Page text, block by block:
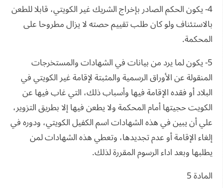
4- يكون الحكم الصادر بإخراج الشريك غير الكويتي، قابلا للطعن
بالاستئناف ولو كان طلب تقييم حصته لا يزال مطروحا على
المحكمة.
5- يكون لما يرد من بيانات في الشهادات والمستخرجات
المنقولة عن الأوراق الرسمية والمثبتة لإقامة غير الكويتي في
البلاد أو فقده الإقامة فيها وأسباب ذلك، التي غاب فيها عن
الكويت حجيتها أمام المحكمة ولا يطعن فيها إلا بطريق التزوير،
علي أن يبين في هذه الشهادات اسم الكفيل الكويتي، ودوره في
إلغاء الإقامة أو عدم تجديدها، وتعطي هذه الشهادات لمن
يطلبها وبعد اداء الرسوم المقررة لذلك.
المادة 5